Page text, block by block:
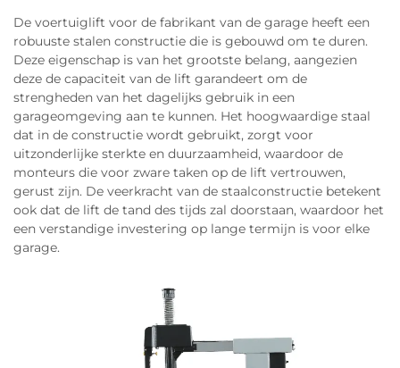
De voertuiglift voor de fabrikant van de garage heeft een
robuuste stalen constructie die is gebouwd om te duren.
Deze eigenschap is van het grootste belang, aangezien
deze de capaciteit van de lift garandeert om de
strengheden van het dagelijks gebruik in een
garageomgeving aan te kunnen. Het hoogwaardige staal
dat in de constructie wordt gebruikt, zorgt voor
uitzonderlijke sterkte en duurzaamheid, waardoor de
monteurs die voor zware taken op de lift vertrouwen,
gerust zijn. De veerkracht van de staalconstructie betekent
ook dat de lift de tand des tijds zal doorstaan, waardoor het
een verstandige investering op lange termijn is voor elke
garage.